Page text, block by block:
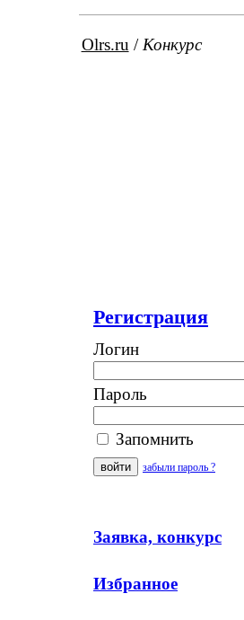
Olrs.ru / Конкурс
Регистрация
Логин
Пароль
Запомнить
забыли пароль ?
Заявка, конкурс
Избранное